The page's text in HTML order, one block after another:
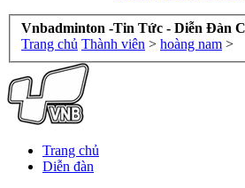
Vnbadminton -Tin Tức - Diễn Đàn
Trang chủ Thành viên > hoàng nam >
Trang chủ
Diễn đàn